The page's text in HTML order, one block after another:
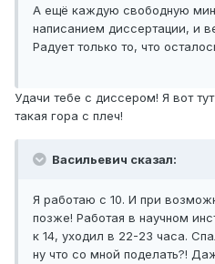
А ещё каждую свободную
написанием диссертации, и
Радует только то, что
Удачи тебе с диссером! Я вот
такая гора с плеч!
Васильевич сказал:
Я работаю с 10. И при
позже! Работая в научном
к 14, уходил в 22-23 часа.
ну что со мной поделать?!